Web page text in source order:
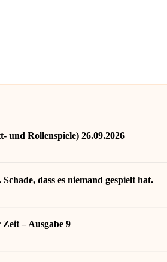
und Rollenspiele) 26.09.2026
dass es niemand gespielt hat.
– Ausgabe 9